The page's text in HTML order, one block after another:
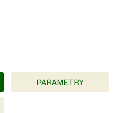
PARAMETRY